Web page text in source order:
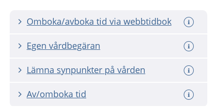
Omboka/avboka tid via webbtidbok
Egen vårdbegäran
Lämna synpunkter på vården
Av/omboka tid